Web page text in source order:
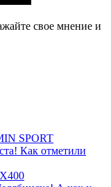
свое мнение и
SPORT
Как отметили